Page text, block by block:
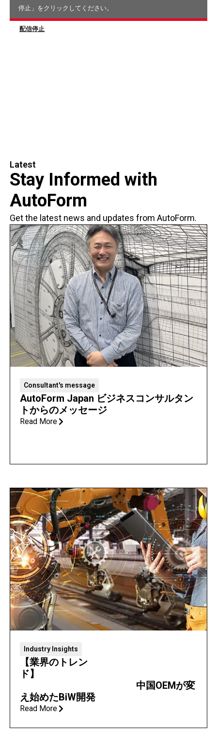
停止」をクリックしてください。
配信停止
Latest
Stay Informed with
AutoForm
Get the latest news and updates from AutoForm.
Consultant's message
AutoForm Japan ビジネスコンサルタン
トからのメッセージ
Read More
Industry Insights
【業界のトレン
ド】
中国OEMが変
え始めたBiW開発
Read More